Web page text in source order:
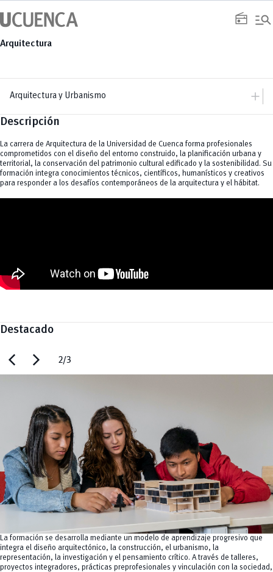
al
contenido
radio manage_search
Arquitectura
Arquitectura y Urbanismo add
Facultad
add
Docentes
Historia
Arquitectura
Posgrado
add
Maestrías
remove
Descripción
La carrera de Arquitectura de la Universidad de Cuenca forma profesionales
comprometidos con el diseño del entorno construido, la planificación urbana y
territorial, la conservación del patrimonio cultural edificado y la sostenibilidad. Su
formación integra conocimientos técnicos, científicos, humanísticos y creativos
para responder a los desafíos contemporáneos de la arquitectura y el hábitat.
Destacado
chevron_left chevron_right 2/3
La formación se desarrolla mediante un modelo de aprendizaje progresivo que
integra el diseño arquitectónico, la construcción, el urbanismo, la
representación, la investigación y el pensamiento crítico. A través de talleres,
proyectos integradores, prácticas preprofesionales y vinculación con la sociedad,